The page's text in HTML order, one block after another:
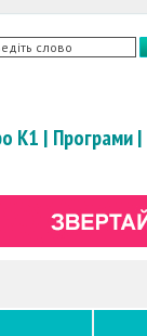
К1 | Програми|